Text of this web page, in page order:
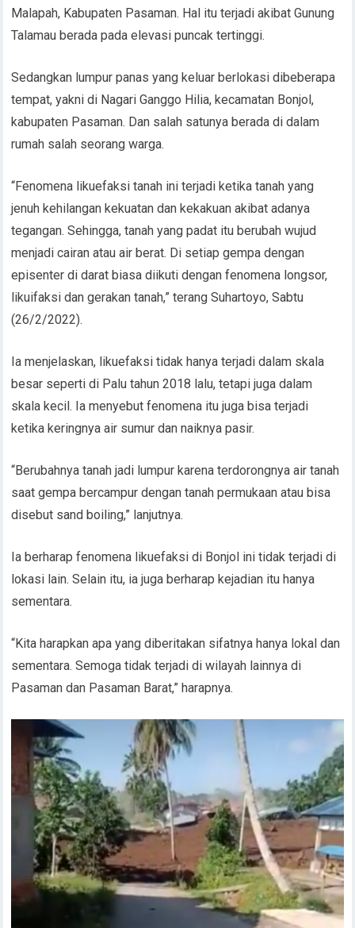
Malapah, Kabupaten Pasaman. Hal itu terjadi akibat Gunung
Talamau berada pada elevasi puncak tertinggi.
Sedangkan lumpur panas yang keluar berlokasi dibeberapa
tempat, yakni di Nagari Ganggo Hilia, kecamatan Bonjol,
kabupaten Pasaman. Dan salah satunya berada di dalam
rumah salah seorang warga.
“Fenomena likuefaksi tanah ini terjadi ketika tanah yang
jenuh kehilangan kekuatan dan kekakuan akibat adanya
tegangan. Sehingga, tanah yang padat itu berubah wujud
menjadi cairan atau air berat. Di setiap gempa dengan
episenter di darat biasa diikuti dengan fenomena longsor,
likuifaksi dan gerakan tanah,” terang Suhartoyo, Sabtu
(26/2/2022).
Ia menjelaskan, likuefaksi tidak hanya terjadi dalam skala
besar seperti di Palu tahun 2018 lalu, tetapi juga dalam
skala kecil. Ia menyebut fenomena itu juga bisa terjadi
ketika keringnya air sumur dan naiknya pasir.
“Berubahnya tanah jadi lumpur karena terdorongnya air tanah
saat gempa bercampur dengan tanah permukaan atau bisa
disebut sand boiling,” lanjutnya.
Ia berharap fenomena likuefaksi di Bonjol ini tidak terjadi di
lokasi lain. Selain itu, ia juga berharap kejadian itu hanya
sementara.
“Kita harapkan apa yang diberitakan sifatnya hanya lokal dan
sementara. Semoga tidak terjadi di wilayah lainnya di
Pasaman dan Pasaman Barat,” harapnya.